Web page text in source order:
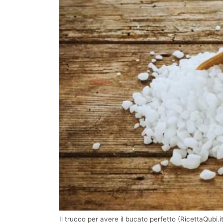
Il trucco per avere il bucato perfetto